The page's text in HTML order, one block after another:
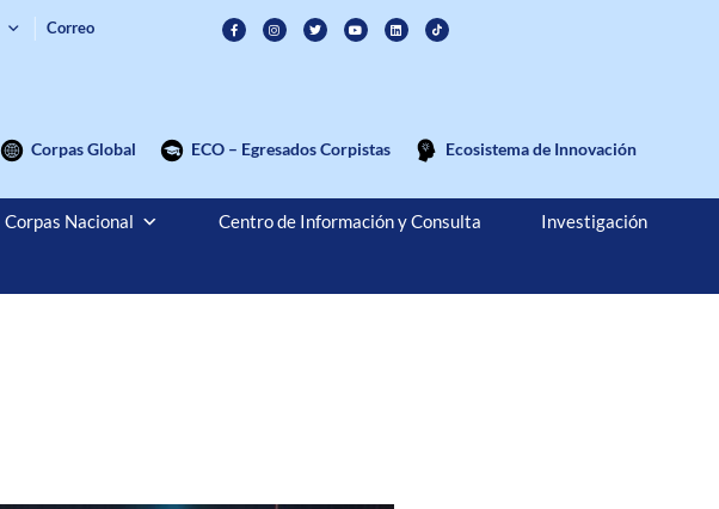
Correo
Corpas Global ECO – Egresados Corpistas Ecosistema de Innovación
Corpas Nacional Centro de Información y Consulta Investigación